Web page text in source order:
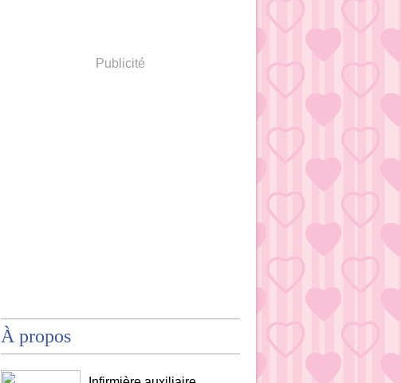
Publicité
À propos